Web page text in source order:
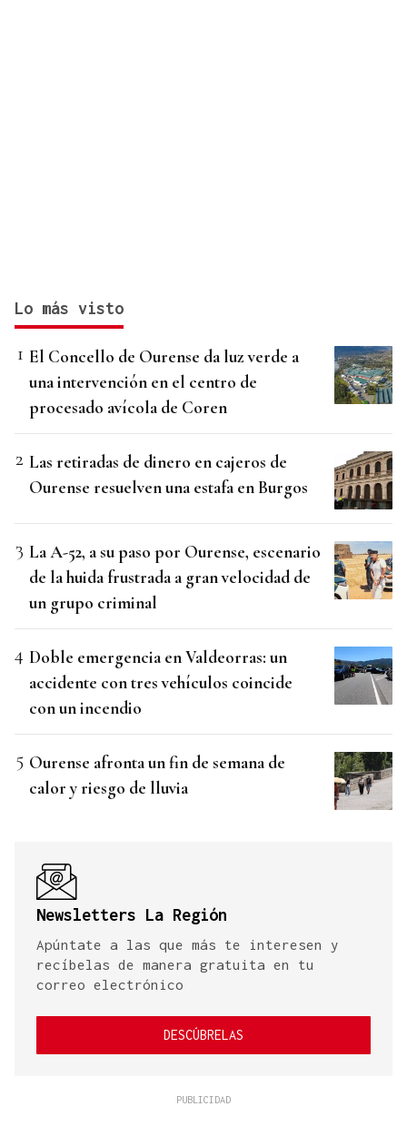
Lo más visto
El Concello de Ourense da luz verde a
una intervención en el centro de
procesado avícola de Coren
Las retiradas de dinero en cajeros de
Ourense resuelven una estafa en Burgos
La A-52, a su paso por Ourense, escenario
de la huida frustrada a gran velocidad de
un grupo criminal
Doble emergencia en Valdeorras: un
accidente con tres vehículos coincide
con un incendio
Ourense afronta un fin de semana de
calor y riesgo de lluvia
Newsletters La Región
Apúntate a las que más te interesen y
recíbelas de manera gratuita en tu
correo electrónico
DESCÚBRELAS